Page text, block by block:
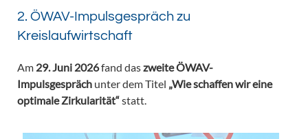
2. ÖWAV-Impulsgespräch zu
Kreislaufwirtschaft
Am 29. Juni 2026fand daszweite ÖWAV-
Impulsgespräch unter dem Titel „Wie schaffen wir eine
optimale Zirkularität“statt.